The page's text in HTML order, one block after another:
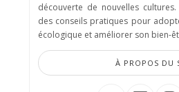
découverte de nouvelles
des conseils pratiques pour
écologique et améliorer son bien-
À PROPOS DU